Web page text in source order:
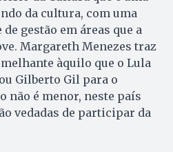
da cultura, com uma
gestão em áreas que a
Margareth Menezes traz
àquilo que o Lula
Gilberto Gil para o
não é menor, neste país
vedadas de participar da